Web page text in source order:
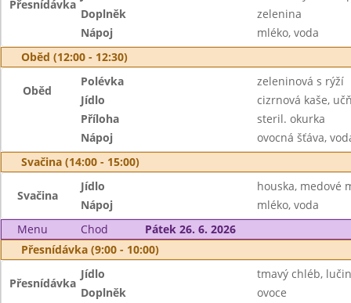
Přesnídávka
Doplněk
zelenina
Nápoj
mléko, voda
Oběd (12:00 - 12:30)
Oběd
Polévka
zeleninová s rýží
Jídlo
cizrnová kaše,
Příloha
steril. okurka
Nápoj
ovocná šťáva,
Svačina (14:00 - 15:00)
Svačina
Jídlo
houska, medové
Nápoj
mléko, voda
Menu
Chod
Pátek 26. 6. 2026
Přesnídávka (9:00 - 10:00)
Přesnídávka
Jídlo
tmavý chléb,
Doplněk
ovoce